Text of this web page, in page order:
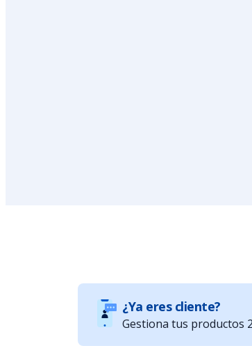
¿Ya eres cliente?
Gestiona tus productos